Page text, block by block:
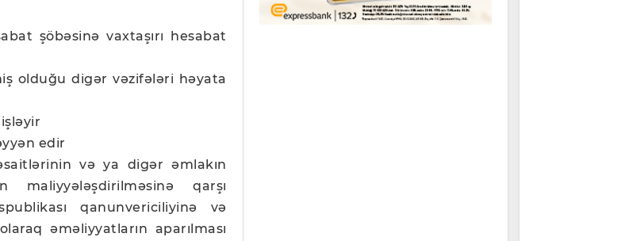
şöbəsinə vaxtaşırı hesabat
olduğu digər vəzifələri həyata
edir
və ya digər əmlakın
maliyyələşdirilməsinə qarşı
qanunvericiliyinə və
əməliyyatların aparılması